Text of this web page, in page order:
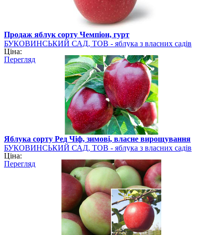
Продаж яблук сорту Чемпіон, гурт
БУКОВИНСЬКИЙ САД, ТОВ - яблука з власних садів
Ціна:
Перегляд
Яблука сорту Ред Чіф, зимові, власне вирощування
БУКОВИНСЬКИЙ САД, ТОВ - яблука з власних садів
Ціна:
Перегляд